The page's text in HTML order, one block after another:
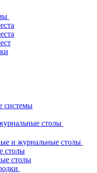
системы
столы
и журнальные столы
столы
столы